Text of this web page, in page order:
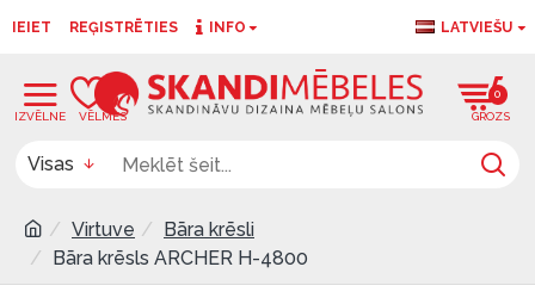
IEIET REĢISTRĒTIES INFO LATVIEŠU
0
Visas
Virtuve
Bāra krēsli
Bāra krēsls ARCHER H-4800